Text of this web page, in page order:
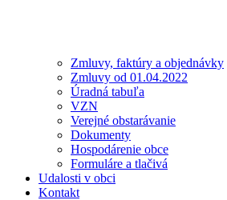
Zmluvy, faktúry a objednávky
Zmluvy od 01.04.2022
Úradná tabuľa
VZN
Verejné obstarávanie
Dokumenty
Hospodárenie obce
Formuláre a tlačivá
Udalosti v obci
Kontakt